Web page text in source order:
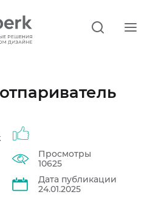
Просмотры
10625
Дата публикации
24.01.2025